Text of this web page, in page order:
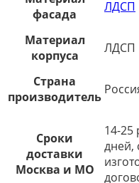
фасада
ЛДСП
Материал
корпуса
ЛДСП
Страна
производитель
Сроки
доставки
Москва и МО
14-25
дней,